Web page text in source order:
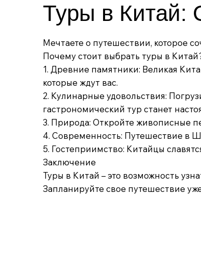
Туры в Китай:
Мечтаете о путешествии, которое
Почему стоит выбрать туры в
1. Древние памятники: Великая
которые ждут вас.
2. Кулинарные удовольствия:
гастрономический тур станет
3. Природа: Откройте живописные
4. Современность: Путешествие в
5. Гостеприимство: Китайцы
Заключение
Туры в Китай – это возможность
Запланируйте свое путешествие